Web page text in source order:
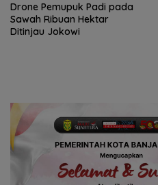
Drone Pemupuk Padi pada
Sawah Ribuan Hektar
Ditinjau Jokowi